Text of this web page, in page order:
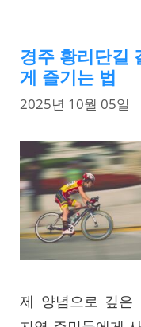
경주 황리단길
게 즐기는 법
2025년 10월 05일
제 양념으로 깊은